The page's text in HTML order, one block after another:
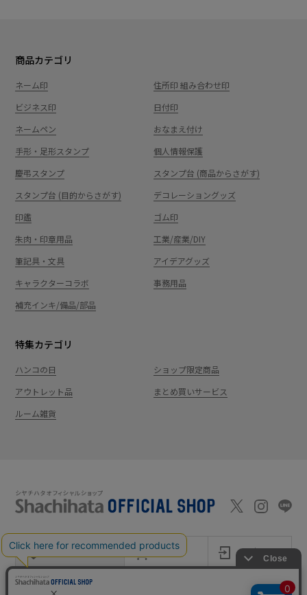
商品カテゴリ
ネーム印
住所印 組み合わせ印
ビジネス印
日付印
ネームペン
おなまえ付け
手形・足形スタンプ
個人情報保護
慶弔スタンプ
スタンプ台 (商品からさがす)
スタンプ台 (目的からさがす)
デコレーショングッズ
印鑑
ゴム印
朱肉・印章用品
工業/産業/DIY
筆記具・文具
アイデアグッズ
キャラクターコラボ
事務用品
補充インキ/備品/部品
特集カテゴリ
ハンコの日
ショップ限定商品
アウトレット品
まとめ買いサービス
ルーム雑貨
新規会員登録 カート ログイン
ショッピングガイド